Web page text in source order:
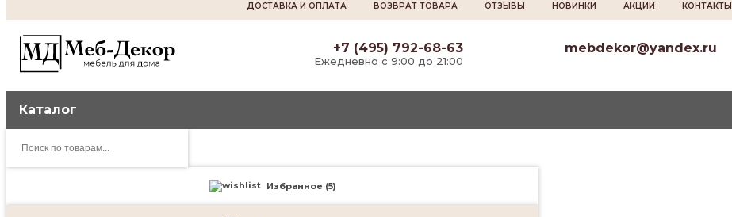
ДОСТАВКА И ОПЛАТА ВОЗВРАТ ТОВАРА ОТЗЫВЫ НОВИНКИ АКЦИИ КОНТАКТЫ
+7 (495) 792-68-63
Ежедневно с 9:00 до 21:00
mebdekor@yandex.ru
Каталог
товаров
Избранное (5)